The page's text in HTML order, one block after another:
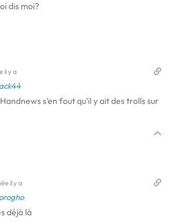
dis moi?
il y a
s’en fout qu’il y ait des trolls sur
il y a
déjà là